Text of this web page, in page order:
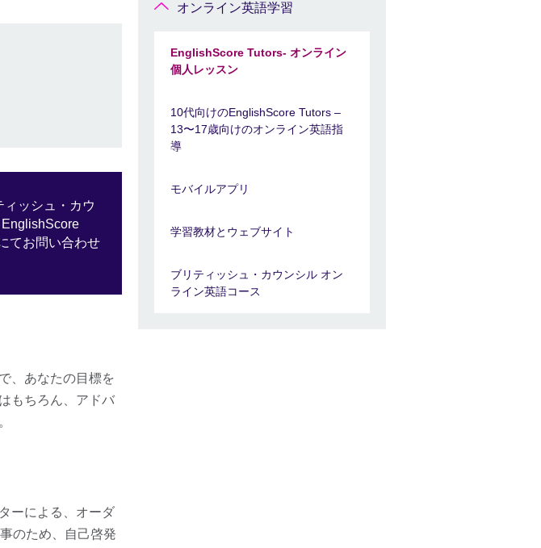
ッシュ・カウ
てお問い合わせ
、あなたの目標を
もちろん、アドバ
ーによる、オーダ
のため、自己啓発
オンライン英語学習
EnglishScore Tutors- オンライン
個人レッスン
10代向けのEnglishScore Tutors –
13〜17歳向けのオンライン英語指
導
モバイルアプリ
学習教材とウェブサイト
ブリティッシュ・カウンシル オン
ライン英語コース